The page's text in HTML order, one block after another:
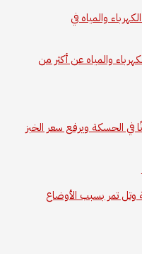
والمياه عن أكثر من
في الحسكة ويرفع سعر الخبز
تمر بسبب الأوضاع